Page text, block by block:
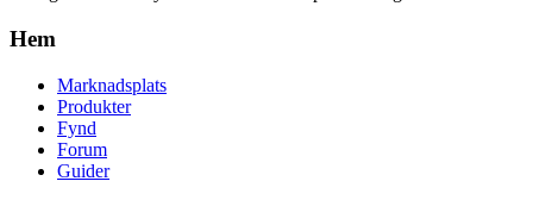
Hem
Marknadsplats
Produkter
Fynd
Forum
Guider